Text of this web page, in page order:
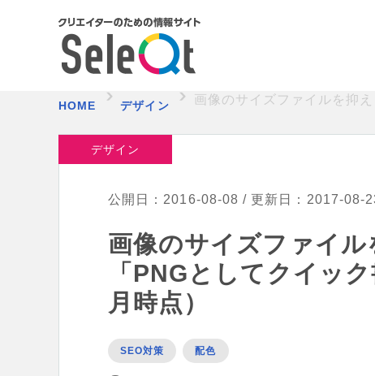
HOME デザイン 画像のサイズファイルを抑
デザイン
公開日：2016-08-08 / 更新日：2017-08-
画像のサイズファイ
「PNGとしてクイッ
月時点）
SEO対策 配色